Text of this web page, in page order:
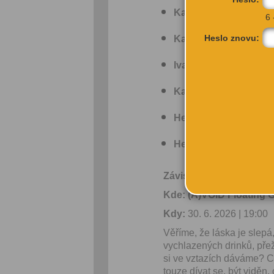
Kamil Kalina: Drogy
Kamil Kalina:Drogy a
Ivana Křížová:
Karel Nešpor:
Heinz-Peter Röhr:
Heinz-Peter Röhr:
Závislost na reality show
Kde: (A)VOID Floating
Kdy: 30. 6. 2026 | 19:00
Věříme, že láska je
vychlazených drinků,
si ve vztazích dáváme?
touze dívat se, být
6
Heslo znovu: